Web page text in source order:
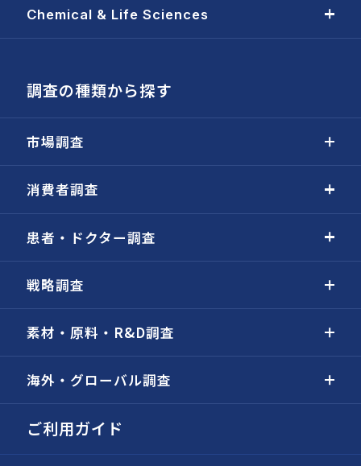
Chemical & Life Sciences
調査の種類から探す
市場調査
消費者調査
患者・ドクター調査
戦略調査
素材・原料・R&D調査
海外・グローバル調査
ご利用ガイド